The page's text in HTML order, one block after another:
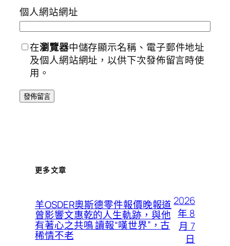
個人網站網址
在瀏覽器中儲存顯示名稱、電子郵件地址
及個人網站網址，以供下次發佈留言時使
用。
更多文章
羊OSDER奧斯德零件報價晚報道
曾影響文惠乾的人生軌跡，與他
有著心之共鳴 讀報“嘆世界”，古
稀情不老
2026
年 8
月 7
日